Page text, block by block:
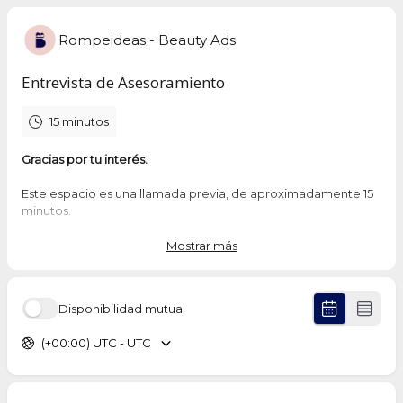
Rompeideas - Beauty Ads
Entrevista de Asesoramiento
15 minutos
Gracias por tu interés.
Este espacio es una llamada previa, de aproximadamente 15
minutos.
Esta llamada no es solo para que tú conozcas como
tu situación, tus objetivos y tu disposición real para
implementar cualquiera de nuestras formaciones
Queremos que el paso por Beauty ADS sea una experiencia
Mostrar más
Disponibilidad mutua
(+00:00) UTC - UTC